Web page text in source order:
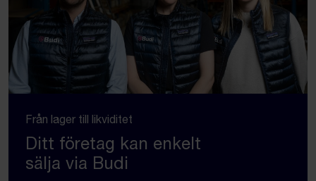
Från lager till likviditet
Ditt företag kan enkelt
sälja via Budi